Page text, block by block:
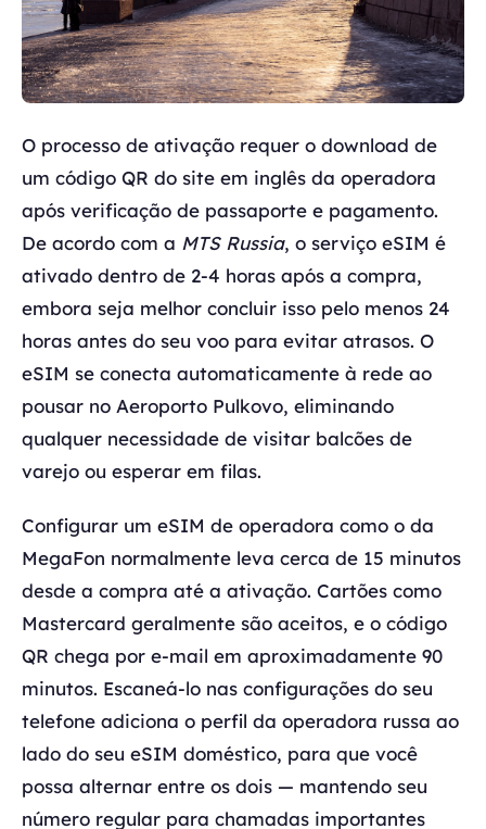
O processo de ativação requer o download de
um código QR do site em inglês da operadora
após verificação de passaporte e pagamento.
De acordo com a MTS Russia, o serviço eSIM é
ativado dentro de 2-4 horas após a compra,
embora seja melhor concluir isso pelo menos 24
horas antes do seu voo para evitar atrasos. O
eSIM se conecta automaticamente à rede ao
pousar no Aeroporto Pulkovo, eliminando
qualquer necessidade de visitar balcões de
varejo ou esperar em filas.
Configurar um eSIM de operadora como o da
MegaFon normalmente leva cerca de 15 minutos
desde a compra até a ativação. Cartões como
Mastercard geralmente são aceitos, e o código
QR chega por e-mail em aproximadamente 90
minutos. Escaneá-lo nas configurações do seu
telefone adiciona o perfil da operadora russa ao
lado do seu eSIM doméstico, para que você
possa alternar entre os dois — mantendo seu
número regular para chamadas importantes